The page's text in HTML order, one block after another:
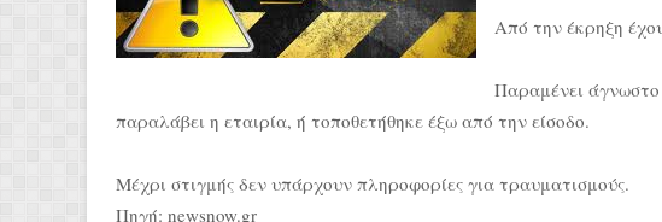
Από την έκρηξη
Παραμένει άγνωστο
παραλάβει η εταιρία, ή τοποθετήθηκε έξω από την είσοδο.
Μέχρι στιγμής δεν υπάρχουν πληροφορίες για τραυματισμούς.
Πηγή: newsnow.gr